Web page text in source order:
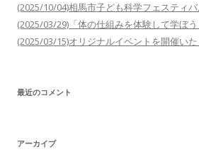
(2025/10/04)相馬市子ども科学フェスティ
(2025/03/29)「体の仕組みを体験して学ぼ
(2025/03/15)オリジナルイベントを開催いた
最近のコメント
アーカイブ